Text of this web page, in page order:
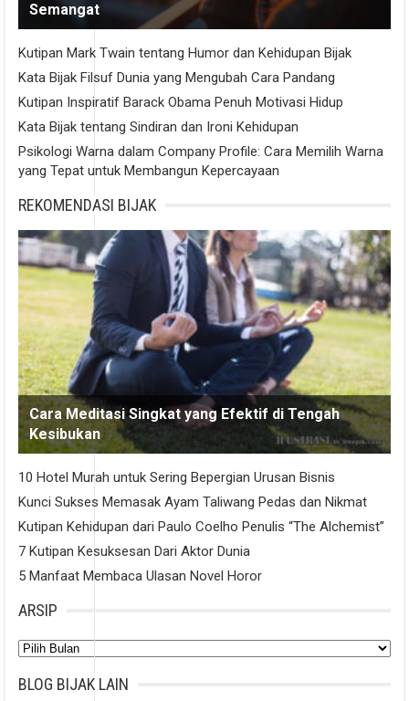
Semangat
Kutipan Mark Twain tentang Humor dan Kehidupan Bijak
Kata Bijak Filsuf Dunia yang Mengubah Cara Pandang
Kutipan Inspiratif Barack Obama Penuh Motivasi Hidup
Kata Bijak tentang Sindiran dan Ironi Kehidupan
Psikologi Warna dalam Company Profile: Cara Memilih Warna
yang Tepat untuk Membangun Kepercayaan
REKOMENDASI BIJAK
Cara Meditasi Singkat yang Efektif di Tengah
Kesibukan
10 Hotel Murah untuk Sering Bepergian Urusan Bisnis
Kunci Sukses Memasak Ayam Taliwang Pedas dan Nikmat
Kutipan Kehidupan dari Paulo Coelho Penulis “The Alchemist”
7 Kutipan Kesuksesan Dari Aktor Dunia
5 Manfaat Membaca Ulasan Novel Horor
ARSIP
Arsip
BLOG BIJAK LAIN